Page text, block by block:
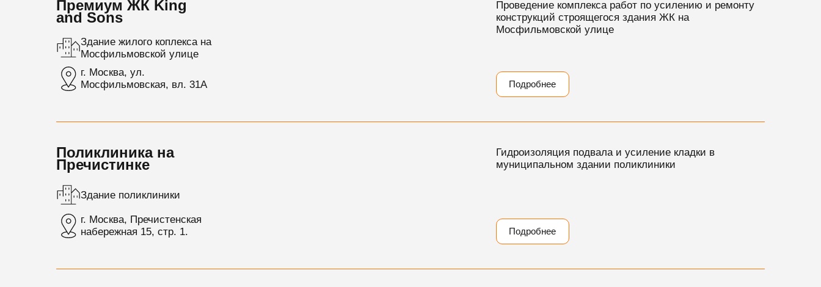
Премиум ЖК King
and Sons
Здание жилого коплекса на
Мосфильмовской улице
г. Москва, ул.
Мосфильмовская, вл. 31А
Проведение комплекса работ по усилению и ремонту
конструкций строящегося здания ЖК на
Мосфильмовской улице
Подробнее
Поликлиника на
Пречистинке
Здание поликлиники
г. Москва, Пречистенская
набережная 15, стр. 1.
Гидроизоляция подвала и усиление кладки в
муниципальном здании поликлиники
Подробнее